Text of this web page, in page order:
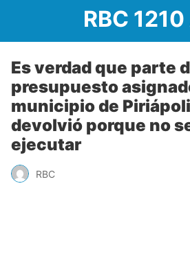
RBC
Es verdad que parte
presupuesto
municipio de
devolvió porque no
ejecutar
RBC